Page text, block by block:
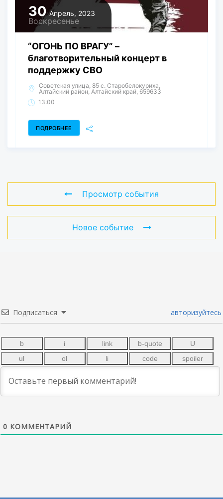
30 Апрель, 2023
Воскресенье
“ОГОНЬ ПО ВРАГУ” –
благотворительный концерт в
поддержку СВО
​Советская улица, 85​ с. Старобелокуриха,
Алтайский район, Алтайский край, 659633
13:00
ПОДРОБНЕЕ
Просмотр события
Новое событие
Подписаться авторизуйтесь
0 КОММЕНТАРИЙ